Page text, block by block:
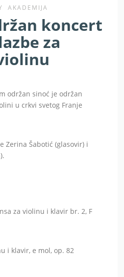
AKADEMIJA
koncert
za
održan sinoć je održan
u crkvi svetog Franje
Zerina Šabotić (glasovir) i
za violinu i klavir br. 2, F
i klavir, e mol, op. 82